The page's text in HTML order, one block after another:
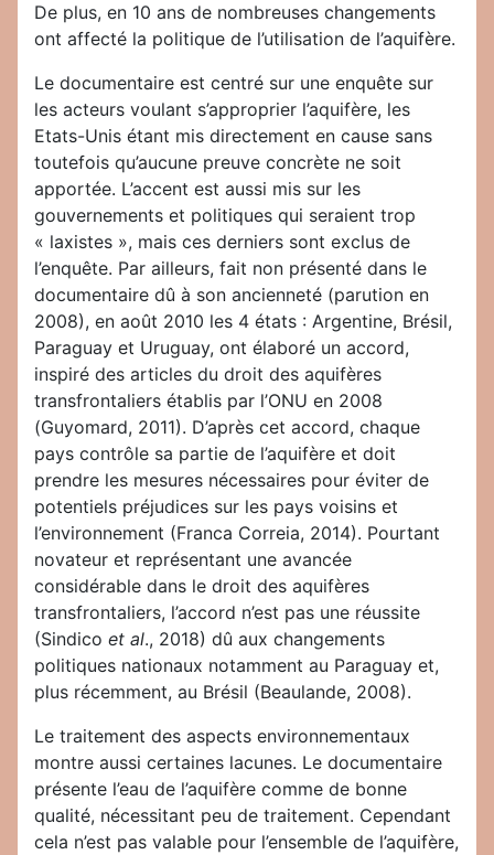
De plus, en 10 ans de nombreuses changements
ont affecté la politique de l’utilisation de l’aquifère.
Le documentaire est centré sur une enquête sur
les acteurs voulant s’approprier l’aquifère, les
Etats-Unis étant mis directement en cause sans
toutefois qu’aucune preuve concrète ne soit
apportée. L’accent est aussi mis sur les
gouvernements et politiques qui seraient trop
« laxistes », mais ces derniers sont exclus de
l’enquête. Par ailleurs, fait non présenté dans le
documentaire dû à son ancienneté (parution en
2008), en août 2010 les 4 états : Argentine, Brésil,
Paraguay et Uruguay, ont élaboré un accord,
inspiré des articles du droit des aquifères
transfrontaliers établis par l’ONU en 2008
(Guyomard, 2011). D’après cet accord, chaque
pays contrôle sa partie de l’aquifère et doit
prendre les mesures nécessaires pour éviter de
potentiels préjudices sur les pays voisins et
l’environnement (Franca Correia, 2014). Pourtant
novateur et représentant une avancée
considérable dans le droit des aquifères
transfrontaliers, l’accord n’est pas une réussite
(Sindico et al., 2018) dû aux changements
politiques nationaux notamment au Paraguay et,
plus récemment, au Brésil (Beaulande, 2008).
Le traitement des aspects environnementaux
montre aussi certaines lacunes. Le documentaire
présente l’eau de l’aquifère comme de bonne
qualité, nécessitant peu de traitement. Cependant
cela n’est pas valable pour l’ensemble de l’aquifère,